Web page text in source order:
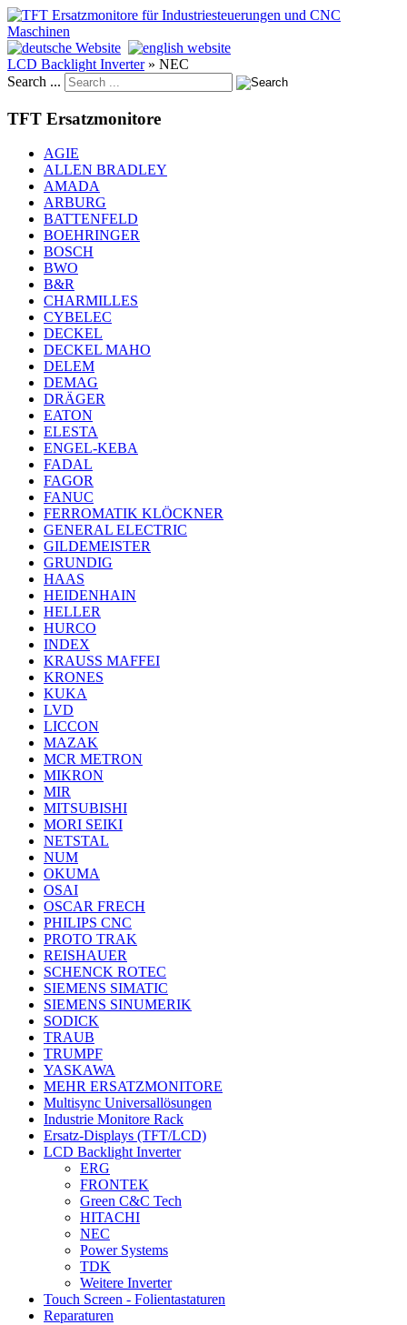
LCD Backlight Inverter » NEC
Search ...
TFT Ersatzmonitore
AGIE
ALLEN BRADLEY
AMADA
ARBURG
BATTENFELD
BOEHRINGER
BOSCH
BWO
B&R
CHARMILLES
CYBELEC
DECKEL
DECKEL MAHO
DELEM
DEMAG
DRÄGER
EATON
ELESTA
ENGEL-KEBA
FADAL
FAGOR
FANUC
FERROMATIK KLÖCKNER
GENERAL ELECTRIC
GILDEMEISTER
GRUNDIG
HAAS
HEIDENHAIN
HELLER
HURCO
INDEX
KRAUSS MAFFEI
KRONES
KUKA
LVD
LICCON
MAZAK
MCR METRON
MIKRON
MIR
MITSUBISHI
MORI SEIKI
NETSTAL
NUM
OKUMA
OSAI
OSCAR FRECH
PHILIPS CNC
PROTO TRAK
REISHAUER
SCHENCK ROTEC
SIEMENS SIMATIC
SIEMENS SINUMERIK
SODICK
TRAUB
TRUMPF
YASKAWA
MEHR ERSATZMONITORE
Multisync Universallösungen
Industrie Monitore Rack
Ersatz-Displays (TFT/LCD)
LCD Backlight Inverter
ERG
FRONTEK
Green C&C Tech
HITACHI
NEC
Power Systems
TDK
Weitere Inverter
Touch Screen - Folientastaturen
Reparaturen